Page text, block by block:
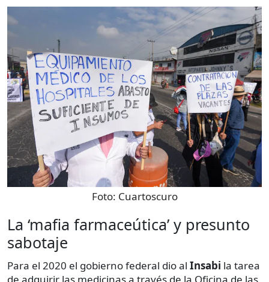
Foto: Cuartoscuro
La ‘mafia farmaceútica’ y presunto
sabotaje
Para el 2020 el gobierno federal dio al Insabi la tarea